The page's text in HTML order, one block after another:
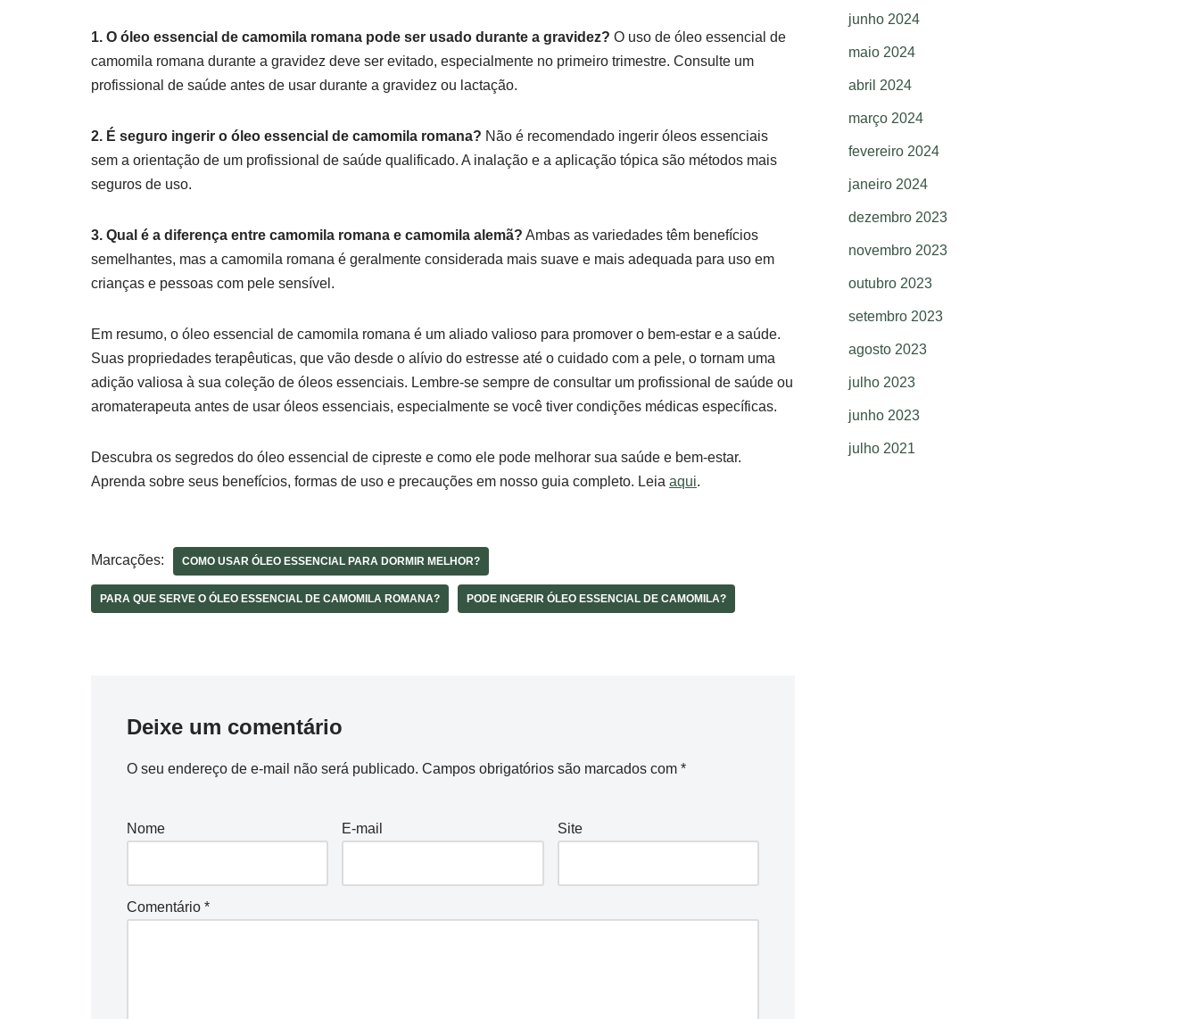
1. O óleo essencial de camomila romana pode ser usado durante a gravidez? O uso de óleo essencial de
camomila romana durante a gravidez deve ser evitado, especialmente no primeiro trimestre. Consulte um
profissional de saúde antes de usar durante a gravidez ou lactação.
2. É seguro ingerir o óleo essencial de camomila romana? Não é recomendado ingerir óleos essenciais
sem a orientação de um profissional de saúde qualificado. A inalação e a aplicação tópica são métodos mais
seguros de uso.
3. Qual é a diferença entre camomila romana e camomila alemã? Ambas as variedades têm benefícios
semelhantes, mas a camomila romana é geralmente considerada mais suave e mais adequada para uso em
crianças e pessoas com pele sensível.
Em resumo, o óleo essencial de camomila romana é um aliado valioso para promover o bem-estar e a saúde.
Suas propriedades terapêuticas, que vão desde o alívio do estresse até o cuidado com a pele, o tornam uma
adição valiosa à sua coleção de óleos essenciais. Lembre-se sempre de consultar um profissional de saúde ou
aromaterapeuta antes de usar óleos essenciais, especialmente se você tiver condições médicas específicas.
Descubra os segredos do óleo essencial de cipreste e como ele pode melhorar sua saúde e bem-estar.
Aprenda sobre seus benefícios, formas de uso e precauções em nosso guia completo. Leia aqui.
Marcações: COMO USAR ÓLEO ESSENCIAL PARA DORMIR MELHOR?
PARA QUE SERVE O ÓLEO ESSENCIAL DE CAMOMILA ROMANA? PODE INGERIR ÓLEO ESSENCIAL DE CAMOMILA?
Deixe um comentário
O seu endereço de e-mail não será publicado. Campos obrigatórios são marcados com *
Nome E-mail Site
Comentário *
junho 2024
maio 2024
abril 2024
março 2024
fevereiro 2024
janeiro 2024
dezembro 2023
novembro 2023
outubro 2023
setembro 2023
agosto 2023
julho 2023
junho 2023
julho 2021